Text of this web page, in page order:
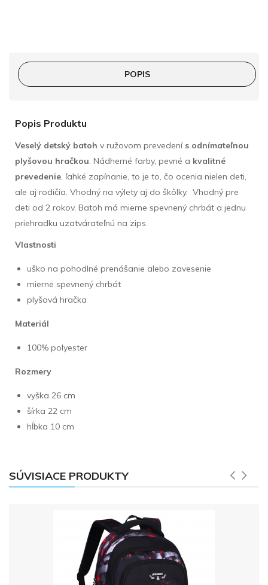
POPIS
Popis Produktu
Veselý detský batoh v ružovom prevedení s odnímateľnou
plyšovou hračkou. Nádherné farby, pevné a kvalitné
prevedenie, ľahké zapínanie, to je to, čo ocenia nielen deti,
ale aj rodičia. Vhodný na výlety aj do škôlky. Vhodný pre
deti od 2 rokov. Batoh má mierne spevnený chrbát a jednu
priehradku uzatvárateľnú na zips.
Vlastnosti
uško na pohodlné prenášanie alebo zavesenie
mierne spevnený chrbát
plyšová hračka
Materiál
100% polyester
Rozmery
vyška 26 cm
šírka 22 cm
hĺbka 10 cm
SÚVISIACE PRODUKTY